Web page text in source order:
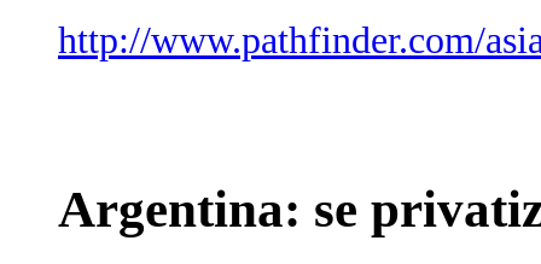
http://www.pathfinder.com/
Argentina: se